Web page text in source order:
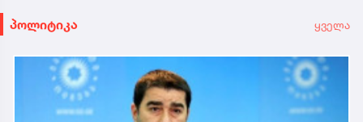
პოლიტიკა ყველა